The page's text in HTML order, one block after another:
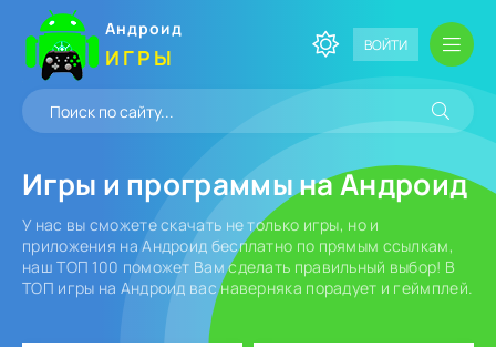
Андроид
ИГРЫ ВОЙТИ
Игры и программына Андроид
У нас вы сможете скачать не только игры, но и
приложения на Андроид бесплатно по прямым ссылкам,
наш ТОП 100 поможет Вам сделать правильный выбор! В
ТОП игры на Андроид вас наверняка порадует и геймплей.